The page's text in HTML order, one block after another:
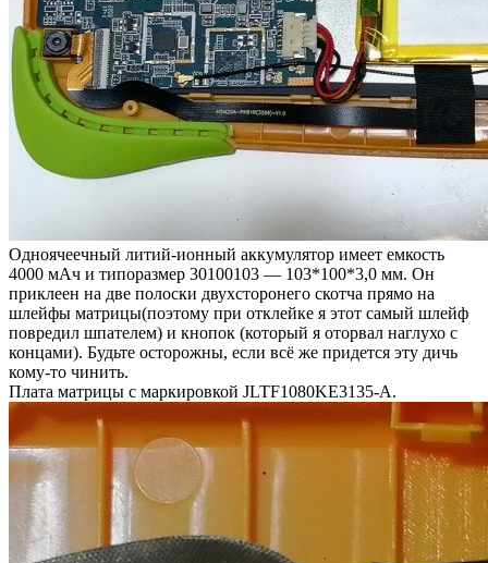
Одноячеечный литий-ионный аккумулятор имеет емкость
4000 мАч и типоразмер 30100103 — 103*100*3,0 мм. Он
приклеен на две полоски двухсторонего скотча прямо на
шлейфы матрицы(поэтому при отклейке я этот самый шлейф
повредил шпателем) и кнопок (который я оторвал наглухо с
концами). Будьте осторожны, если всё же придется эту дичь
кому-то чинить.
Плата матрицы с маркировкой JLTF1080KE3135-A.